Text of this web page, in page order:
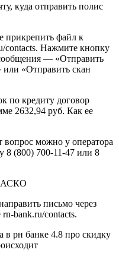
куда отправить полис
прикрепить файл к
contacts. Нажмите кнопку
— «Отправить
или «Отправить скан
по кредиту договор
2632,94 руб. Как ее
вопрос можно у оператора
8 (800) 700-11-47 или 8
письмо через
bank.ru/contacts.
в рн банке 4.8 про скидку